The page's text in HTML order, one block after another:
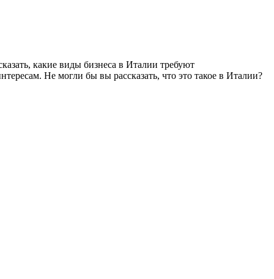
какие виды бизнеса в Италии требуют
Не могли бы вы рассказать, что это такое в Италии?